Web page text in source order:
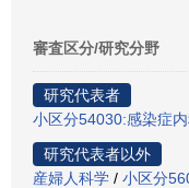
審査区分/研究分野
研究代表者
小区分54030:感染症
研究代表者以外
産婦人科学 / 小区分